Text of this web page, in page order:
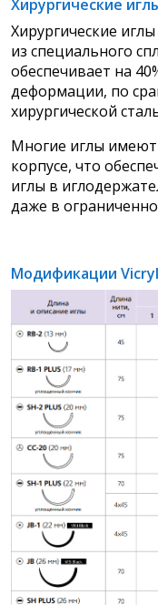
Хирургические
Хирургические
из специального
обеспечивает на
деформации, по
хирургической
Многие иглы
корпусе, что
иглы в
даже в
Модификации Vicryl